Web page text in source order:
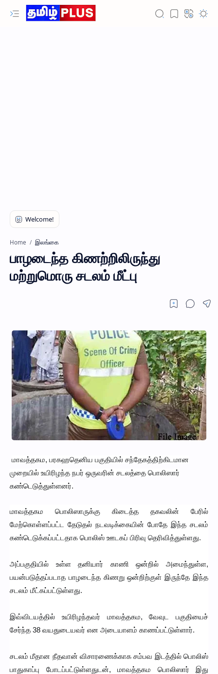
Home இலங்கை
பாழடைந்த கிணற்றிலிருந்து
மற்றுமொரு சடலம் மீட்பு
மாவத்தகம, பரகஹதெனிய பகுதியில் சந்தேகத்திற்கிடமான
முறையில் உயிரிழந்த நபர் ஒருவரின் சடலத்தை பொலிஸார்
கண்டெடுத்துள்ளனர்.
மாவத்தகம பொலிஸாருக்கு கிடைத்த தகவலின் பேரில்
மேற்கொள்ளப்பட்ட தேடுதல் நடவடிக்கையின் போதே இந்த சடலம்
கண்டெடுக்கப்பட்டதாக பொலிஸ் ஊடகப் பிரிவு தெரிவித்துள்ளது.
அப்பகுதியில் உள்ள தனியார் காணி ஒன்றில் அமைந்துள்ள,
பயன்படுத்தப்படாத பாழடைந்த கிணறு ஒன்றிற்குள் இருந்தே இந்த
சடலம் மீட்கப்பட்டுள்ளது.
இவ்விடயத்தில் உயிரிழந்தவர் மாவத்தகம, வேவுட பகுதியைச்
சேர்ந்த 38 வயதுடையவர் என அடையாளம் காணப்பட்டுள்ளார்.
சடலம் மீதான நீதவான் விசாரணைக்காக சம்பவ இடத்தில் பொலிஸ்
பாதுகாப்பு போடப்பட்டுள்ளதுடன், மாவத்தகம பொலிஸார் இது